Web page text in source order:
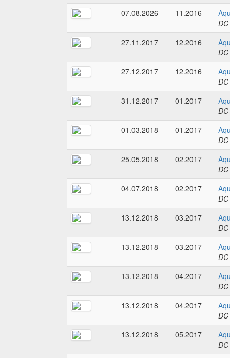
07.08.2026
11.2016
27.11.2017
12.2016
27.12.2017
12.2016
31.12.2017
01.2017
01.03.2018
01.2017
25.05.2018
02.2017
04.07.2018
02.2017
13.12.2018
03.2017
13.12.2018
03.2017
13.12.2018
04.2017
13.12.2018
04.2017
13.12.2018
05.2017